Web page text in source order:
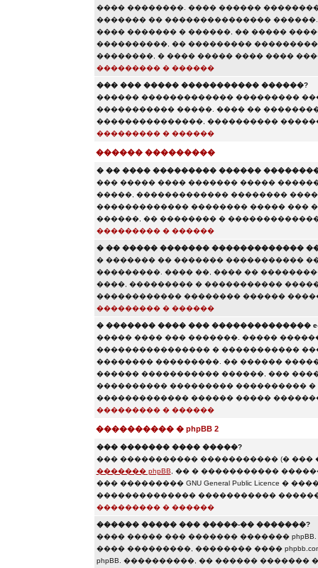
���� ��������. ���� ������
������� �� ���������������
���� ������� � ������, �� �����
����������, �� ���������
��������, � ���� ����� ���� ����
��������� � ������
��� ��� ����� ����������� ������?
������ ������������� ���������
����������� �����. ���� ��
���������������, ����������
��������� � ������
������ ���������
� �� ���� ��������� ������
��� ����� ���� ������� �����
�����, ������������� ��������
������������� �������� ����� ���
������, �� �������� �
��������� � ������
� �� ����� ������� �������������
� ������� �� ������� �����������
���������. ���� ��, ���� ��
����, ��������� � �����������
������������ �������� ������
��������� � ������
� ������� ���� ��� ��������������
����� ���� ��� �������. �����
���������������� � �����������
�������� ���������. �� ������
������ ����������� ������, ���
���������� ��������� ����������
������������� ������ �����
��������� � ������
���������� � phpBB 2
��� ������� ���� �����?
��� ����������� ����������� (�
������� phpBB , �� � �����������
��� ��������� GNU General Public Licence
�������������� �����������
��������� � ������
������ ����� ��� �����-�� �������?
���� ����� ��� ������� �������
���� ���������, �������� ����
phpBB. ����������, �� ������ �������